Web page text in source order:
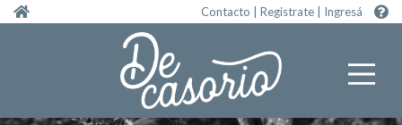
Pasar al contenido principal Contacto Registrate Ingresá